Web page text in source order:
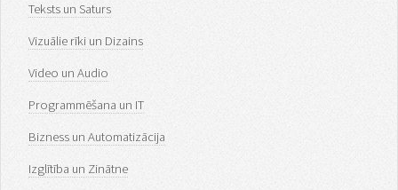
Teksts un Saturs
Vizuālie rīki un Dizains
Video un Audio
Programmēšana un IT
Bizness un Automatizācija
Izglītība un Zinātne